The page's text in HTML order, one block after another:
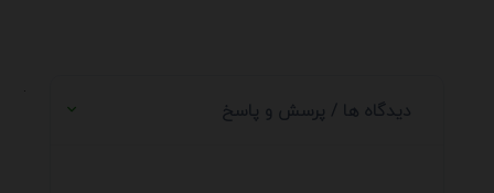
دیدگاه ها / پرسش و پاسخ
.